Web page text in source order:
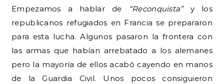
Empezamos a hablar de “Reconquista”y los
republicanos refugiados en Francia se prepararon
para esta lucha. Algunos pasaron la frontera con
las armas que habían arrebatado a los alemanes
pero la mayoría de ellos acabó cayendo en manos
de la Guardia Civil. Unos pocos consiguieron